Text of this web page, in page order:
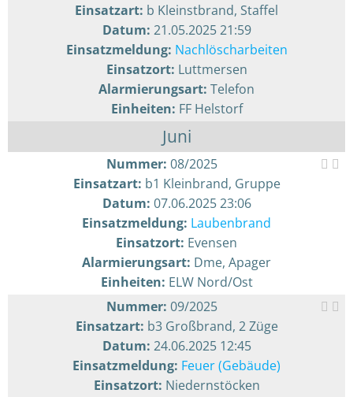
Einsatzart: b Kleinstbrand, Staffel
Datum: 21.05.2025 21:59
Einsatzmeldung: Nachlöscharbeiten
Einsatzort: Luttmersen
Alarmierungsart: Telefon
Einheiten: FF Helstorf
Juni
Nummer: 08/2025
Einsatzart: b1 Kleinbrand, Gruppe
Datum: 07.06.2025 23:06
Einsatzmeldung: Laubenbrand
Einsatzort: Evensen
Alarmierungsart: Dme, Apager
Einheiten: ELW Nord/Ost
Nummer: 09/2025
Einsatzart: b3 Großbrand, 2 Züge
Datum: 24.06.2025 12:45
Einsatzmeldung: Feuer (Gebäude)
Einsatzort: Niedernstöcken